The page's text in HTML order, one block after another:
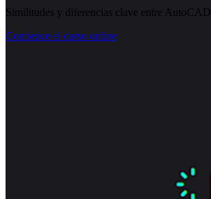
Similitudes y diferencias clave entre AutoCAD
Comience el curso online